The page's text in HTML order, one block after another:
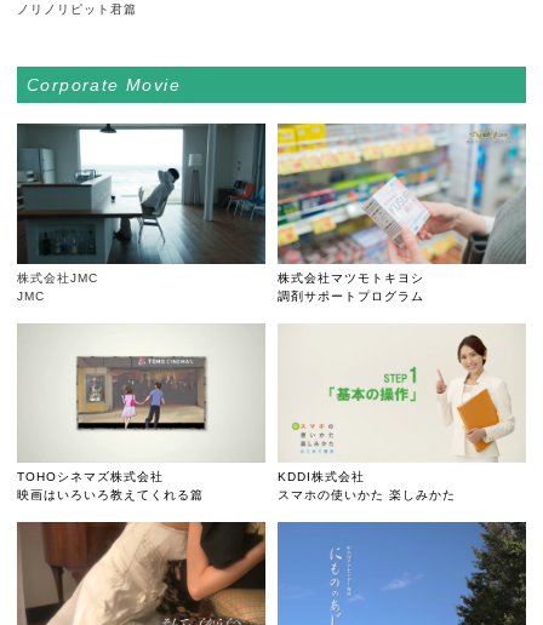
ノリノリピット君篇
Corporate Movie
株式会社JMC
JMC
株式会社マツモトキヨシ
調剤サポートプログラム
TOHOシネマズ株式会社
映画はいろいろ教えてくれる篇
KDDI株式会社
スマホの使いかた 楽しみかた